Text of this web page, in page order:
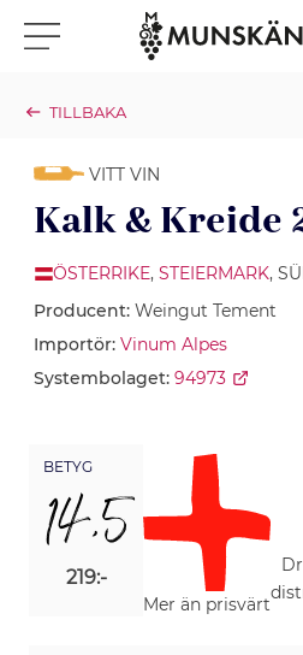
Klicka för meny
TILLBAKA
VITT VIN
Kalk & Kreide
ÖSTERRIKE, STEIERMARK,
Producent: Weingut Tement
Importör: Vinum Alpes
Systembolaget: 94973
BETYG
14,5
219:-
Mer än prisvärt